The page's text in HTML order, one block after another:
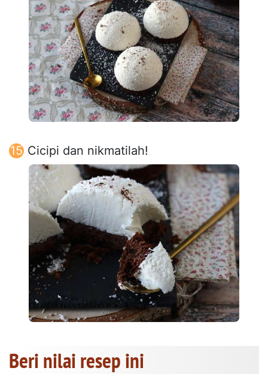
Cicipi dan nikmatilah!
Beri nilai resep ini